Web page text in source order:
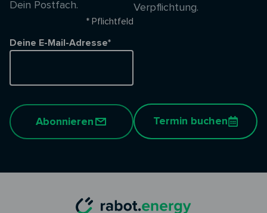
Dein Postfach.
* Pflichtfeld
Deine E-Mail-Adresse*
Abonnieren
Verpflichtung.
Termin buchen